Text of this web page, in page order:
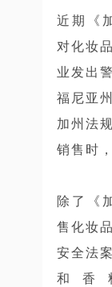
近期《
对化妆
业发出
福尼亚
加州法
销售时
除了《
售化妆
安全法
和香